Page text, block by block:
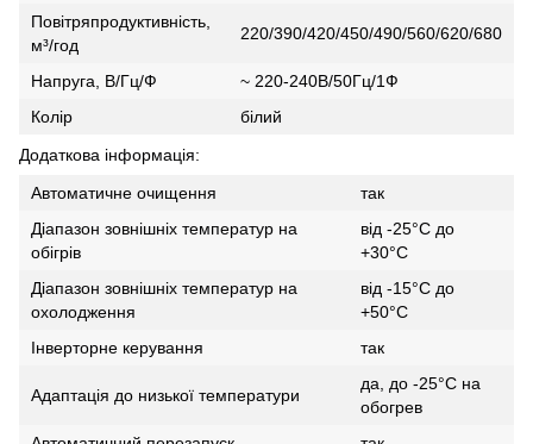
Повітряпродуктивність,
м³/год
220/390/420/450/490/560/620/680
Напруга, В/Гц/Ф
~ 220-240В/50Гц/1Ф
Колір
білий
Додаткова інформація:
Автоматичне очищення
так
Діапазон зовнішніх температур на
обігрів
від -25°С до
+30°С
Діапазон зовнішніх температур на
охолодження
від -15°С до
+50°С
Інверторне керування
так
Адаптація до низької температури
да, до -25°C на
обогрев